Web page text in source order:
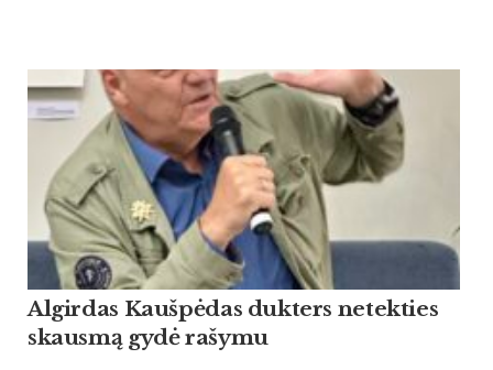
Algirdas Kaušpėdas dukters netekties
skausmą gydė rašymu